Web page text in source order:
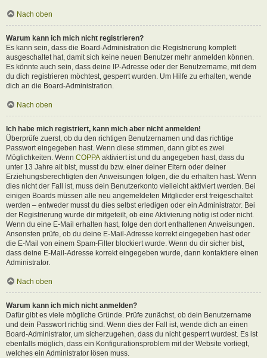
Nach oben
Warum kann ich mich nicht registrieren?
Es kann sein, dass die Board-Administration die Registrierung komplett
ausgeschaltet hat, damit sich keine neuen Benutzer mehr anmelden können.
Es könnte auch sein, dass deine IP-Adresse oder der Benutzername, mit dem
du dich registrieren möchtest, gesperrt wurden. Um Hilfe zu erhalten, wende
dich an die Board-Administration.
Nach oben
Ich habe mich registriert, kann mich aber nicht anmelden!
Überprüfe zuerst, ob du den richtigen Benutzernamen und das richtige
Passwort eingegeben hast. Wenn diese stimmen, dann gibt es zwei
Möglichkeiten. Wenn COPPA aktiviert ist und du angegeben hast, dass du
unter 13 Jahre alt bist, musst du bzw. einer deiner Eltern oder deiner
Erziehungsberechtigten den Anweisungen folgen, die du erhalten hast. Wenn
dies nicht der Fall ist, muss dein Benutzerkonto vielleicht aktiviert werden. Bei
einigen Boards müssen alle neu angemeldeten Mitglieder erst freigeschaltet
werden – entweder musst du dies selbst erledigen oder ein Administrator. Bei
der Registrierung wurde dir mitgeteilt, ob eine Aktivierung nötig ist oder nicht.
Wenn du eine E-Mail erhalten hast, folge den dort enthaltenen Anweisungen.
Ansonsten prüfe, ob du deine E-Mail-Adresse korrekt eingegeben hast oder
die E-Mail von einem Spam-Filter blockiert wurde. Wenn du dir sicher bist,
dass deine E-Mail-Adresse korrekt eingegeben wurde, dann kontaktiere einen
Administrator.
Nach oben
Warum kann ich mich nicht anmelden?
Dafür gibt es viele mögliche Gründe. Prüfe zunächst, ob dein Benutzername
und dein Passwort richtig sind. Wenn dies der Fall ist, wende dich an einen
Board-Administrator, um sicherzugehen, dass du nicht gesperrt wurdest. Es ist
ebenfalls möglich, dass ein Konfigurationsproblem mit der Website vorliegt,
welches ein Administrator lösen muss.